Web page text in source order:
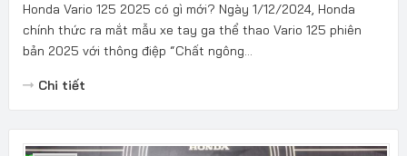
Honda Vario 125 2025 có gì mới? Ngày 1/12/2024, Honda
chính thức ra mắt mẫu xe tay ga thể thao Vario 125 phiên
bản 2025 với thông điệp “Chất ngông...
Chi tiết